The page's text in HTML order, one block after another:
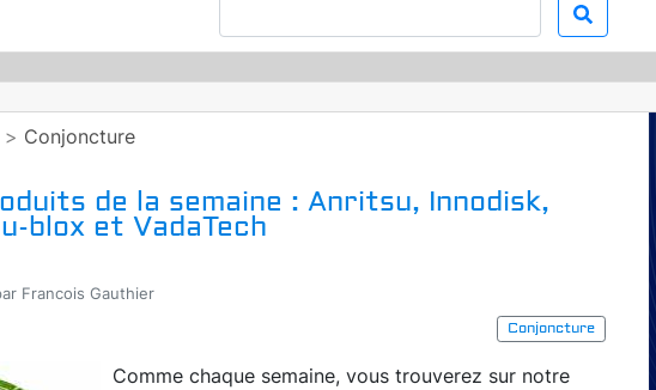
> Conjoncture
de la semaine : Anritsu, Innodisk,
blox et VadaTech
Francois Gauthier
Conjoncture
Comme chaque semaine, vous trouverez sur notre